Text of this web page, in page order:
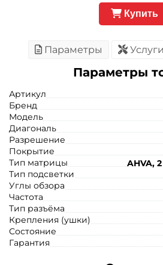
Купить
Параметры Услуги
Параметры
Артикул
Бренд
Модель
Диагональ
Разрешение
Покрытие
Тип матрицы
AHVA,
Тип подсветки
Углы обзора
Частота
Тип разъёма
Крепления (ушки)
Состояние
Гарантия